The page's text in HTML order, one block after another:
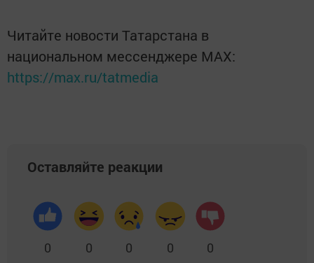
Читайте новости Татарстана в
национальном мессенджере MАХ:
https://max.ru/tatmedia
Оставляйте реакции
0 0 0 0 0